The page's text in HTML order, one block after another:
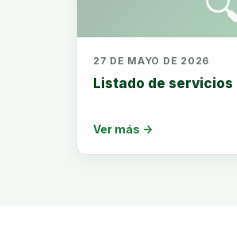
27 DE MAYO DE 2026
Listado de servicios
Ver más →